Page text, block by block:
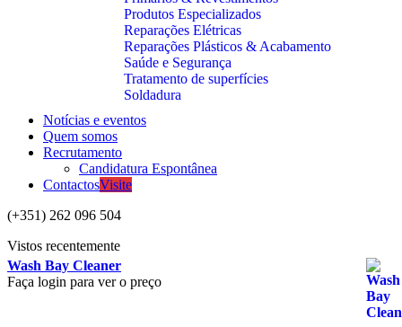
Produtos Especializados
Reparações Elétricas
Reparações Plásticos & Acabamento
Saúde e Segurança
Tratamento de superfícies
Soldadura
Notícias e eventos
Quem somos
Recrutamento
Candidatura Espontânea
ContactosVisite
(+351) 262 096 504
Vistos recentemente
Wash Bay Cleaner
Faça login para ver o preço